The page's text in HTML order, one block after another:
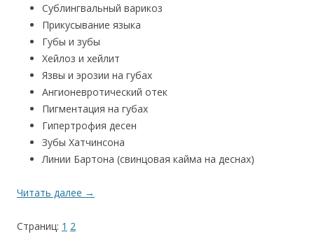
Сублингвальный варикоз
Прикусывание языка
Губы и зубы
Хейлоз и хейлит
Язвы и эрозии на губах
Ангионевротический отек
Пигментация на губах
Гипертрофия десен
Зубы Хатчинсона
Линии Бартона (свинцовая кайма на деснах)
Читать далее →
Страниц: 1 2